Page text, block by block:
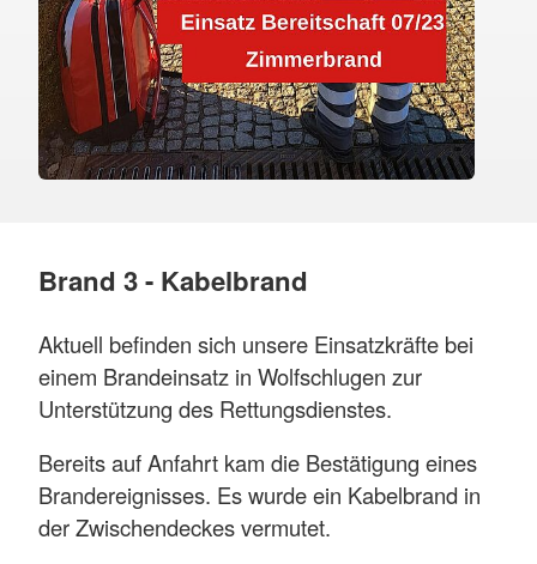
Brand 3 - Kabelbrand
Aktuell befinden sich unsere Einsatzkräfte bei
einem Brandeinsatz in Wolfschlugen zur
Unterstützung des Rettungsdienstes.
Bereits auf Anfahrt kam die Bestätigung eines
Brandereignisses. Es wurde ein Kabelbrand in
der Zwischendeckes vermutet.